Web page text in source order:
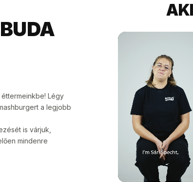
Légy
a legjobb
is várjuk,
mindenre